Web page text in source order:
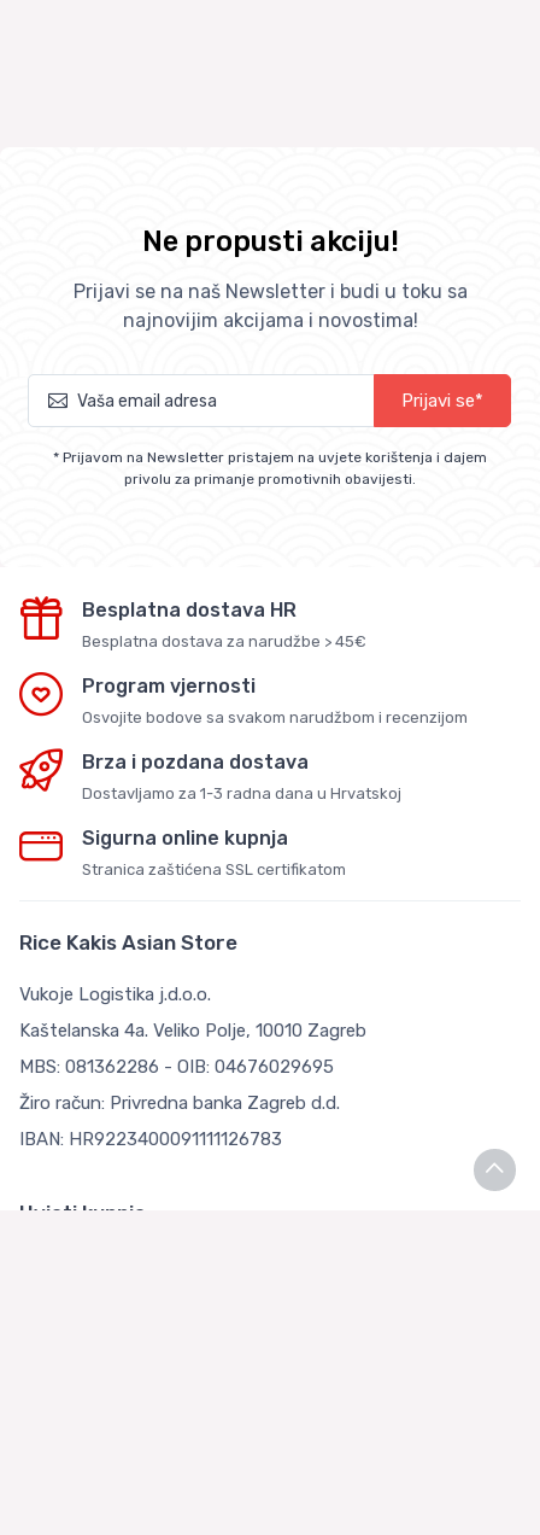
Ne propusti akciju!
Prijavi se na naš Newsletter i budi u toku sa
najnovijim akcijama i novostima!
Prijavi se*
* Prijavom na Newsletter pristajem na uvjete korištenja i dajem
privolu za primanje promotivnih obavijesti.
Besplatna dostava HR
Besplatna dostava za narudžbe > 45€
Program vjernosti
Osvojite bodove sa svakom narudžbom i recenzijom
Brza i pozdana dostava
Dostavljamo za 1-3 radna dana u Hrvatskoj
Sigurna online kupnja
Stranica zaštićena SSL certifikatom
Rice Kakis Asian Store
Vukoje Logistika j.d.o.o.
Kaštelanska 4a. Veliko Polje, 10010 Zagreb
MBS: 081362286 - OIB: 04676029695
Žiro račun: Privredna banka Zagreb d.d.
IBAN: HR9223400091111126783
Uvjeti kupnje